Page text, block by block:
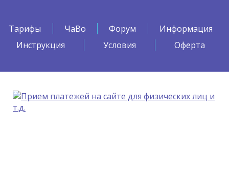
Тарифы ЧаВо Форум
Информация
Инструкция
Условия Оферта